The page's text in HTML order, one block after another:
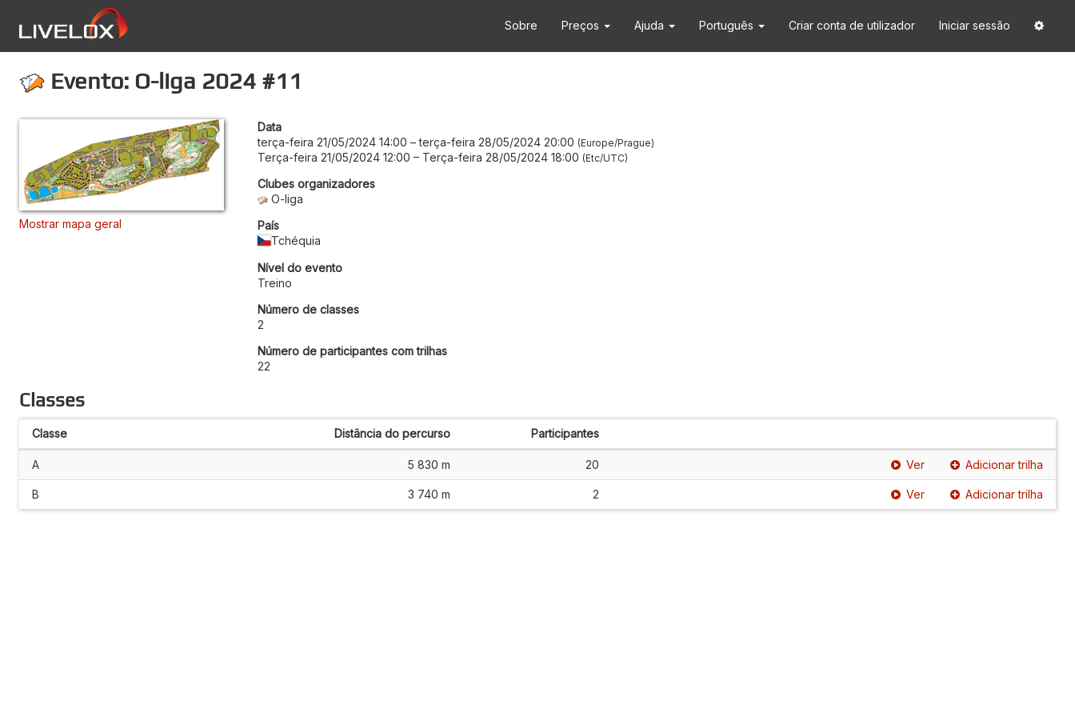
Sobre Preços Ajuda Português Criar conta de utilizador Iniciar sessão
Evento: O-liga 2024 #11
Mostrar mapa geral
Data
terça-feira 21/05/2024 14:00 –terça-feira 28/05/2024 20:00 Europe/Prague
Terça-feira 21/05/2024 12:00 – Terça-feira 28/05/2024 18:00 Etc/UTC
Clubes organizadores
O-liga
País
Tchéquia
Nível do evento
Treino
Número de classes
2
Número de participantes com trilhas
22
Classes
Classe Distância do percurso Participantes
A 5 830 m 20 Ver Adicionar trilha
B 3 740 m 2 Ver Adicionar trilha